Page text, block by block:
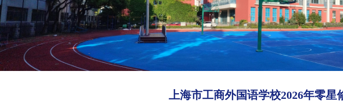
上海市工商外国语学校2026年零星